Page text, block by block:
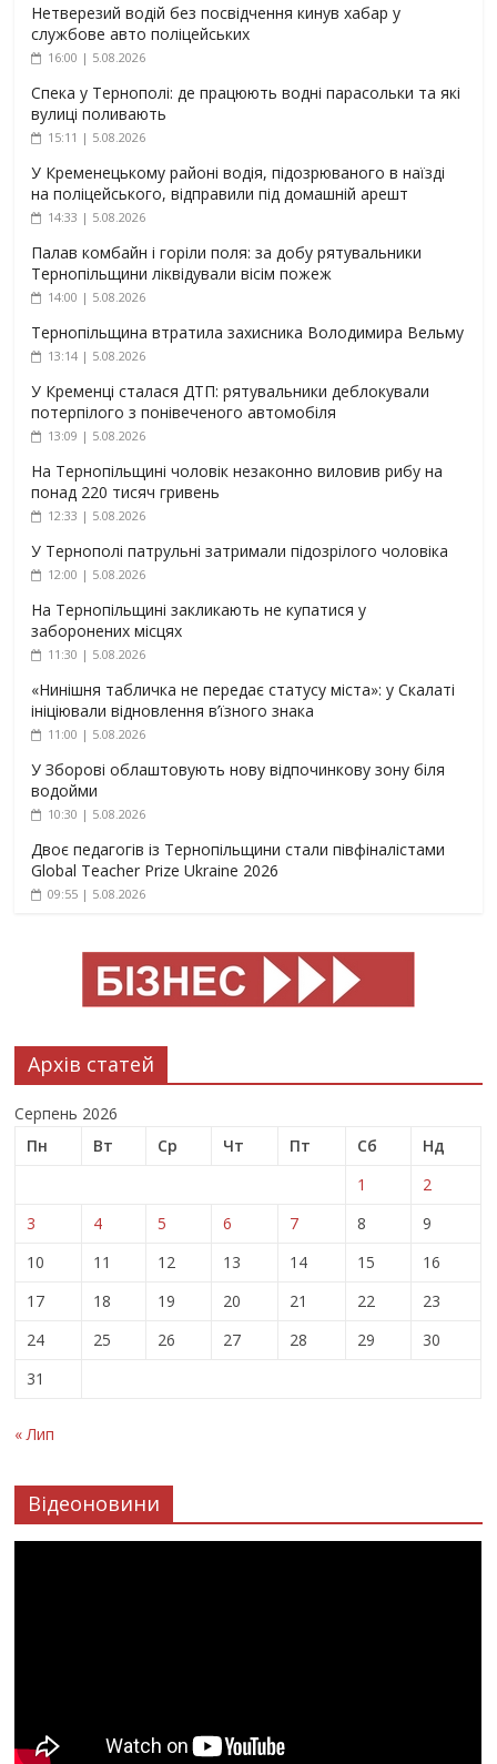
Нетверезий водій без посвідчення кинув хабар у
службове авто поліцейських
16:00 | 5.08.2026
Спека у Тернополі: де працюють водні парасольки та які
вулиці поливають
15:11 | 5.08.2026
У Кременецькому районі водія, підозрюваного в наїзді
на поліцейського, відправили під домашній арешт
14:33 | 5.08.2026
Палав комбайн і горіли поля: за добу рятувальники
Тернопільщини ліквідували вісім пожеж
14:00 | 5.08.2026
Тернопільщина втратила захисника Володимира Вельму
13:14 | 5.08.2026
У Кременці сталася ДТП: рятувальники деблокували
потерпілого з понівеченого автомобіля
13:09 | 5.08.2026
На Тернопільщині чоловік незаконно виловив рибу на
понад 220 тисяч гривень
12:33 | 5.08.2026
У Тернополі патрульні затримали підозрілого чоловіка
12:00 | 5.08.2026
На Тернопільщині закликають не купатися у
заборонених місцях
11:30 | 5.08.2026
«Нинішня табличка не передає статусу міста»: у Скалаті
ініціювали відновлення в’їзного знака
11:00 | 5.08.2026
У Зборові облаштовують нову відпочинкову зону біля
водойми
10:30 | 5.08.2026
Двоє педагогів із Тернопільщини стали півфіналістами
Global Teacher Prize Ukraine 2026
09:55 | 5.08.2026
Архів статей
Серпень 2026
Пн
Вт Ср Чт Пт Сб
Нд
1
2
3
4 5 6 7 8
9
10
11 12 13 14 15
16
17
18 19 20 21 22
23
24
25 26 27 28 29
30
31
« Лип
Відеоновини